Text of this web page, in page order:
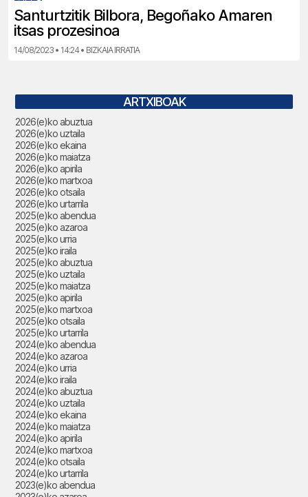
Santurtzitik Bilbora, Begoñako Amaren
itsas prozesinoa
14/08/2023 • 14:24 • BIZKAIA IRRATIA
ARTXIBOAK
2026(e)ko abuztua
2026(e)ko uztaila
2026(e)ko ekaina
2026(e)ko maiatza
2026(e)ko apirila
2026(e)ko martxoa
2026(e)ko otsaila
2026(e)ko urtarrila
2025(e)ko abendua
2025(e)ko azaroa
2025(e)ko urria
2025(e)ko iraila
2025(e)ko abuztua
2025(e)ko uztaila
2025(e)ko maiatza
2025(e)ko apirila
2025(e)ko martxoa
2025(e)ko otsaila
2025(e)ko urtarrila
2024(e)ko abendua
2024(e)ko azaroa
2024(e)ko urria
2024(e)ko iraila
2024(e)ko abuztua
2024(e)ko uztaila
2024(e)ko ekaina
2024(e)ko maiatza
2024(e)ko apirila
2024(e)ko martxoa
2024(e)ko otsaila
2024(e)ko urtarrila
2023(e)ko abendua